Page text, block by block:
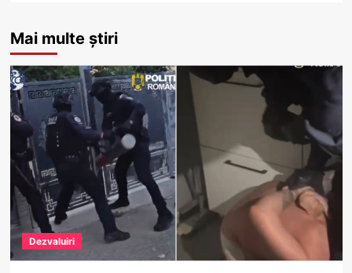
Mai multe știri
Dezvaluiri